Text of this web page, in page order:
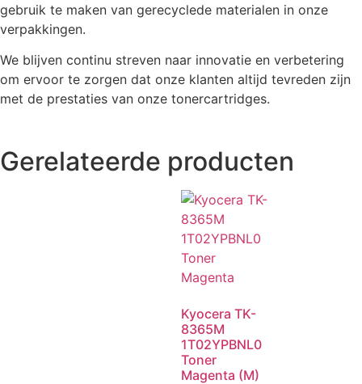
gebruik te maken van gerecyclede materialen in onze
verpakkingen.
We blijven continu streven naar innovatie en verbetering
om ervoor te zorgen dat onze klanten altijd tevreden zijn
met de prestaties van onze tonercartridges.
Gerelateerde producten
Kyocera TK-
8365M
1T02YPBNL0
Toner
Magenta (M)